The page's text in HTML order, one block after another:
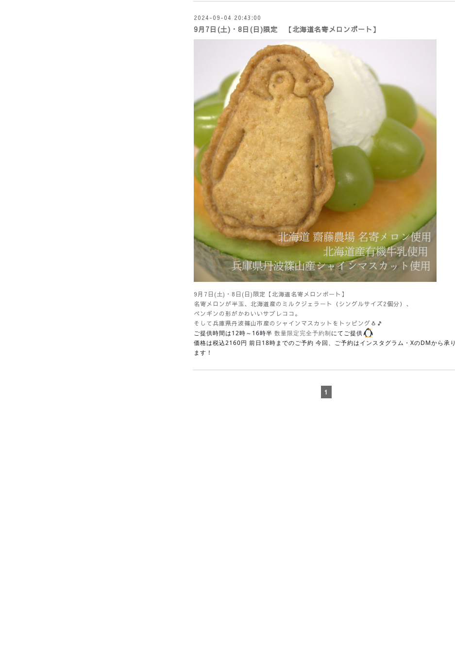
2024-09-04 20:43:00
9月7日(土)・8日(日)限定 【北海道名寄メロンボート】
9月7日(土)・8日(日)限定【北海道名寄メロンボート】
名寄メロンが半玉、北海道産のミルクジェラート（シングルサイズ2個分）、
ペンギンの形がかわいいサブレココ。
そして兵庫県丹波篠山市産のシャインマスカットをトッピング🐧🎵
ご提供時間は12時～16時半 数量限定完全予約制 にてご提供
価格は税込2160円 前日18時までのご予約 今回、ご予約はインスタグラム・XのDMから承り
ます！
1